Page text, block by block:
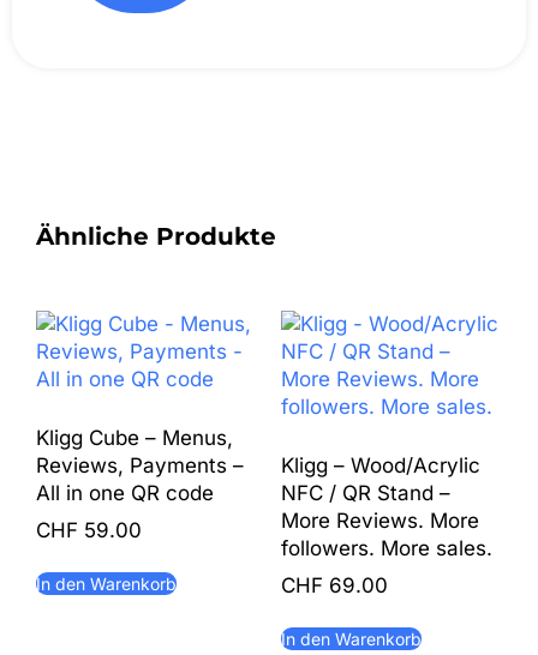
Ähnliche Produkte
Kligg Cube – Menus,
Reviews, Payments –
All in one QR code
CHF 59.00
In den Warenkorb
Kligg – Wood/Acrylic
NFC / QR Stand –
More Reviews. More
followers. More sales.
CHF 69.00
In den Warenkorb